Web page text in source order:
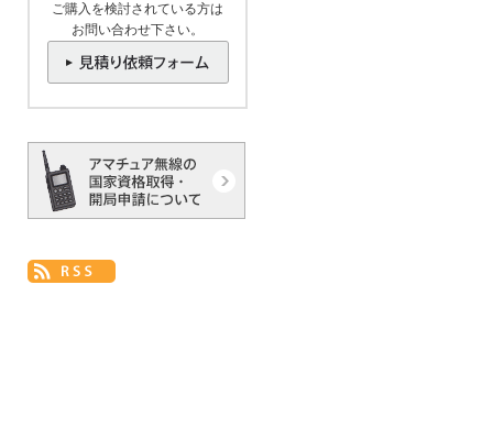
ご購入を検討されている方は
お問い合わせ下さい。